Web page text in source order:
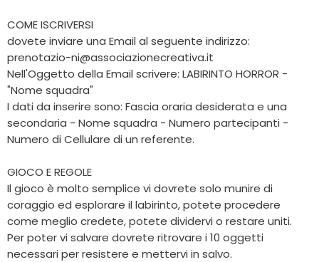
COME ISCRIVERSI
dovete inviare una Email al seguente indirizzo:
prenotazio-ni@associazionecreativa.it
Nell'Oggetto della Email scrivere: LABIRINTO HORROR -
"Nome squadra"
I dati da inserire sono: Fascia oraria desiderata e una
secondaria - Nome squadra - Numero partecipanti -
Numero di Cellulare di un referente.
GIOCO E REGOLE
Il gioco è molto semplice vi dovrete solo munire di
coraggio ed esplorare il labirinto, potete procedere
come meglio credete, potete dividervi o restare uniti.
Per poter vi salvare dovrete ritrovare i 10 oggetti
necessari per resistere e mettervi in salvo.